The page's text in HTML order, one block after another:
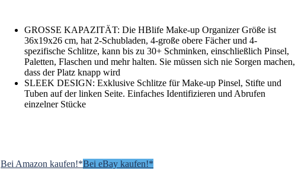
GROSSE KAPAZITÄT: Die HBlife Make-up Organizer Größe ist
36x19x26 cm, hat 2-Schubladen, 4-große obere Fächer und 4-
spezifische Schlitze, kann bis zu 30+ Schminken, einschließlich Pinsel,
Paletten, Flaschen und mehr halten. Sie müssen sich nie Sorgen machen,
dass der Platz knapp wird
SLEEK DESIGN: Exklusive Schlitze für Make-up Pinsel, Stifte und
Tuben auf der linken Seite. Einfaches Identifizieren und Abrufen
einzelner Stücke
Bei Amazon kaufen!*Bei eBay kaufen!*